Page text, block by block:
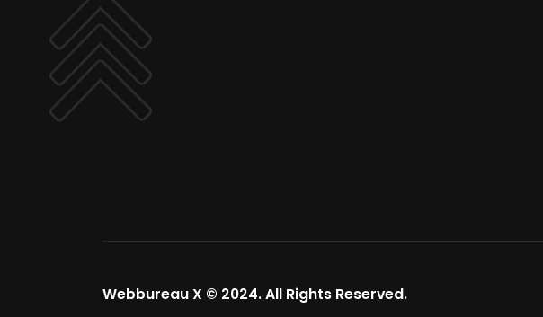
Webbureau X © 2024. All Rights Reserved.